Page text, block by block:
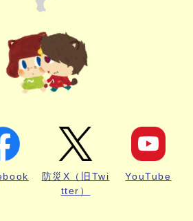
防災X（旧Twi
tter）
YouTube